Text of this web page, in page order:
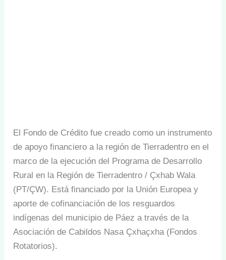
El Fondo de Crédito fue creado como un instrumento
de apoyo financiero a la región de Tierradentro en el
marco de la ejecución del Programa de Desarrollo
Rural en la Región de Tierradentro / Çxhab Wala
(PT/ÇW). Está financiado por la Unión Europea y
aporte de cofinanciación de los resguardos
indígenas del municipio de Páez a través de la
Asociación de Cabildos Nasa Çxhaçxha (Fondos
Rotatorios).